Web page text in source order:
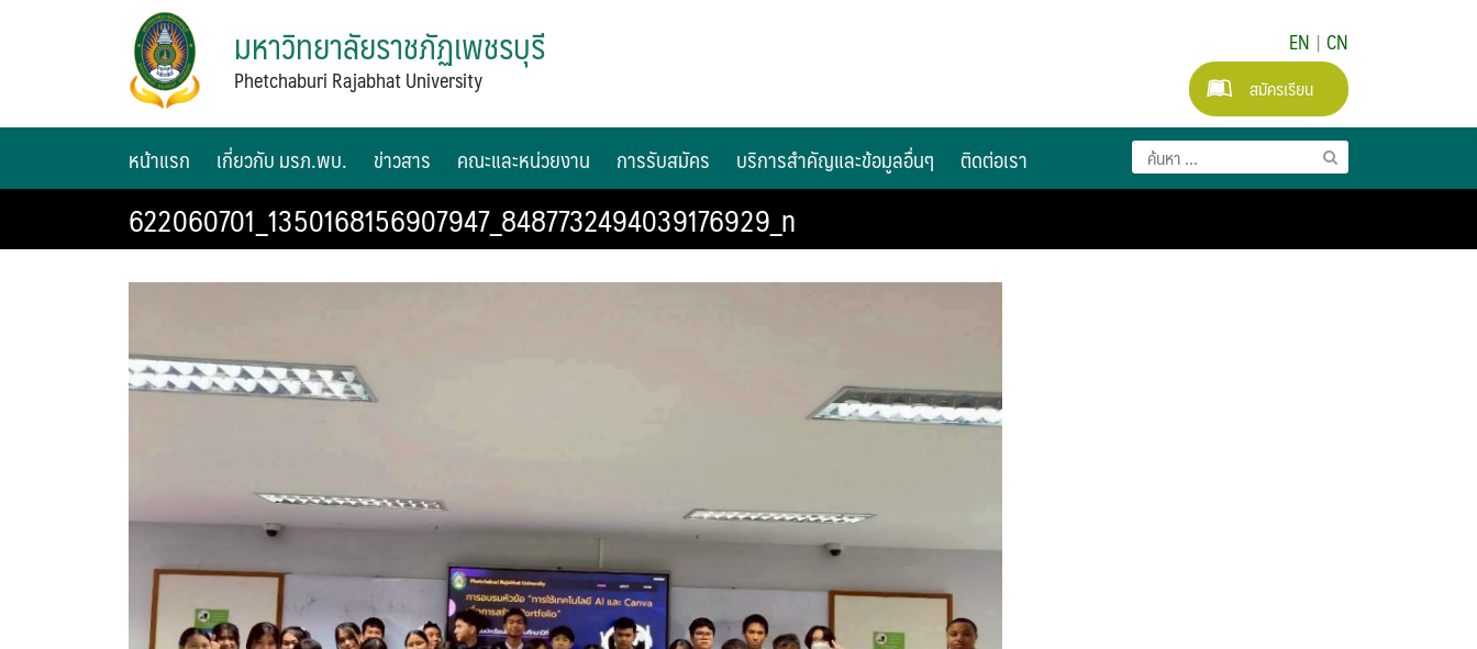
มหาวิทยาลัยราชภัฏเพชรบุรี
Phetchaburi Rajabhat University
EN | CN
สมัครเรียน
หน้าแรก เกี่ยวกับ มรภ.พบ. ข่าวสาร คณะและหน่วยงาน การรับสมัคร บริการสำคัญและข้อมูลอื่นๆ ติดต่อเรา
622060701_1350168156907947_8487732494039176929_n